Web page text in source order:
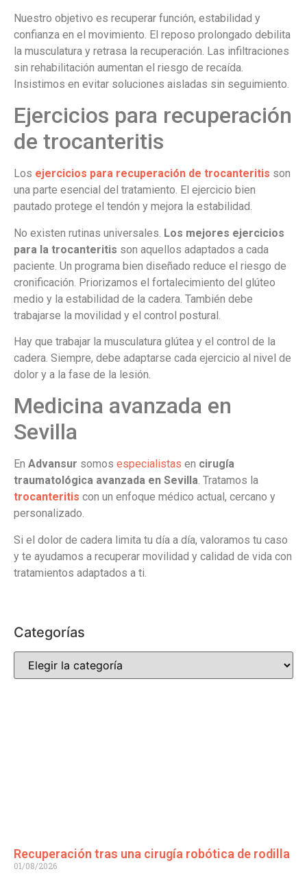
Nuestro objetivo es recuperar función, estabilidad y
confianza en el movimiento. El reposo prolongado debilita
la musculatura y retrasa la recuperación. Las infiltraciones
sin rehabilitación aumentan el riesgo de recaída.
Insistimos en evitar soluciones aisladas sin seguimiento.
Ejercicios para recuperación
de trocanteritis
Los ejercicios para recuperación de trocanteritis son
una parte esencial del tratamiento. El ejercicio bien
pautado protege el tendón y mejora la estabilidad.
No existen rutinas universales. Los mejores ejercicios
para la trocanteritis son aquellos adaptados a cada
paciente. Un programa bien diseñado reduce el riesgo de
cronificación. Priorizamos el fortalecimiento del glúteo
medio y la estabilidad de la cadera. También debe
trabajarse la movilidad y el control postural.
Hay que trabajar la musculatura glútea y el control de la
cadera. Siempre, debe adaptarse cada ejercicio al nivel de
dolor y a la fase de la lesión.
Medicina avanzada en
Sevilla
En Advansur somos especialistas en cirugía
traumatológica avanzada en Sevilla. Tratamos la
trocanteritis con un enfoque médico actual, cercano y
personalizado.
Si el dolor de cadera limita tu día a día, valoramos tu caso
y te ayudamos a recuperar movilidad y calidad de vida con
tratamientos adaptados a ti.
Categorías
Recuperación tras una cirugía robótica de rodilla
01/08/2026